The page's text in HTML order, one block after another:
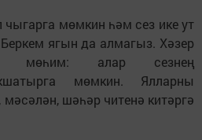
чыгарга мөмкин һәм сез ике ут
ягын да алмагыз. Хәзер
мөһим: алар сезнең
мөмкин. Ялларны
мәсәлән, шәһәр читенә китәргә